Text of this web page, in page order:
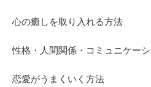
心の癒しを取り入れる方法
性格・人間関係・コミュニケー
恋愛がうまくいく方法